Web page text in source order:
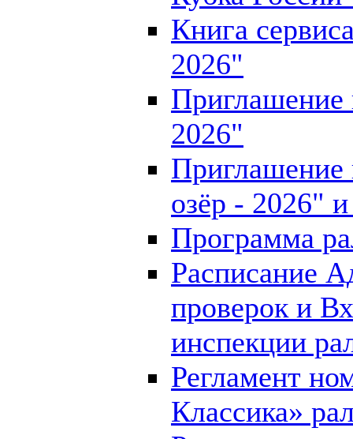
Книга
2026"
Приглашение
2026"
Приглашение
озёр - 2026"
Программа
Расписание
проверок и
инспекции
Регламент
Классика»